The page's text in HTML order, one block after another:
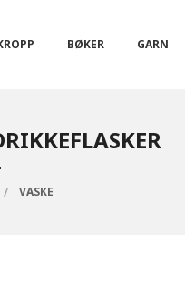
BØKER GARN
VASKE